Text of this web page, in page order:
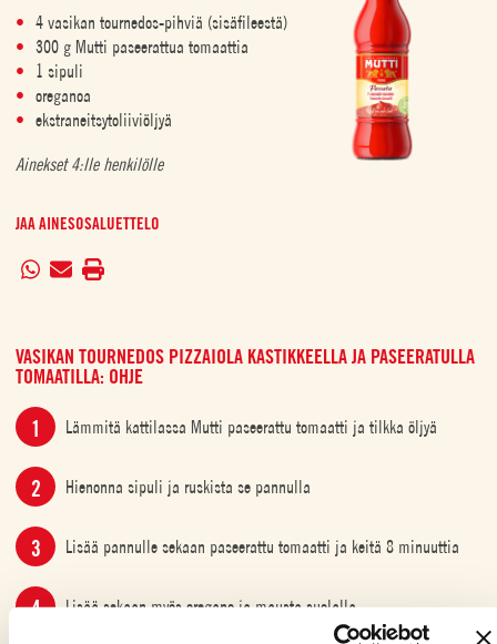
4 vasikan tournedos-pihviä (sisäfileestä)
300 g Mutti paseerattua tomaattia
1 sipuli
oreganoa
ekstraneitsytoliiviöljyä
Ainekset 4:lle henkilölle
JAA AINESOSALUETTELO
VASIKAN TOURNEDOS PIZZAIOLA KASTIKKEELLA JA PASEERATULLA
TOMAATILLA: OHJE
Lämmitä kattilassa Mutti paseerattu tomaatti ja tilkka öljyä
Hienonna sipuli ja ruskista se pannulla
Lisää pannulle sekaan paseerattu tomaatti ja keitä 8 minuuttia
Lisää sekaan myös oregano ja mausta suolalla